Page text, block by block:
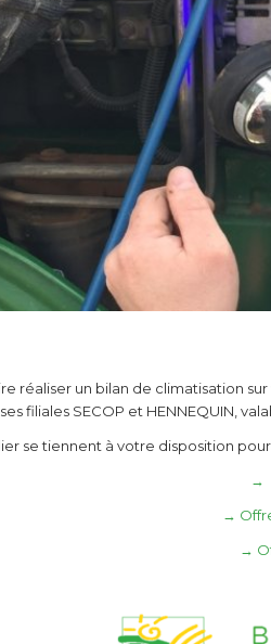
réaliser un bilan de climatisation
filiales SECOP et HENNEQUIN,
se tiennent à votre disposition
→
→
→